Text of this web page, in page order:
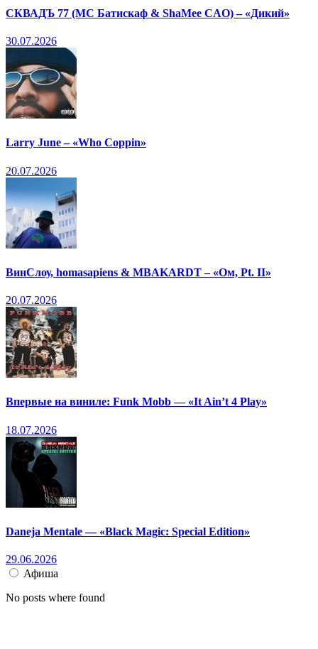
СКВАДЪ 77 (МС Батискаф & ShaMee CAO) – «Дикий»
30.07.2026
Larry June – «Who Coppin»
20.07.2026
ВинСлоу, homasapiens & MBAKARDT – «Ом, Pt. II»
20.07.2026
Впервые на виниле: Funk Mobb — «It Ain’t 4 Play»
18.07.2026
Daneja Mentale — «Black Magic: Special Edition»
29.06.2026
Афиша
No posts where found